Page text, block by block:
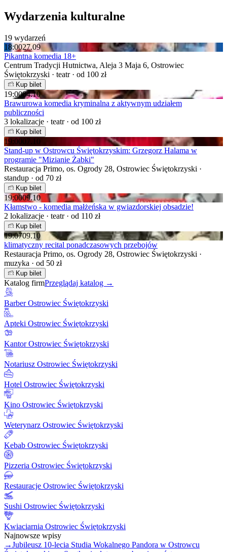
Wydarzenia kulturalne
19 wydarzeń
18:0027.09
Pikantna komedia 18+
Centrum Tradycji Hutnictwa, Aleja 3 Maja 6, Ostrowiec
Świętokrzyski · teatr · od 100 zł
Kup bilet
19:0004.10
Brawurowa komedia kryminalna z aktywnym udziałem
publiczności
3 lokalizacje · teatr · od 100 zł
Kup bilet
19:0007.10
Stand-up w Ostrowcu Świętokrzyskim: Grzegorz Halama w
programie "Mizianie Żabki"
Restauracja Primo, os. Ogrody 28, Ostrowiec Świętokrzyski ·
standup · od 70 zł
Kup bilet
19:0009.10
Kłamstwo - komedia małżeńska w gwiazdorskiej obsadzie!
2 lokalizacje · teatr · od 110 zł
Kup bilet
19:0709.10
klimatyczny recital ponadczasowych przebojów
Restauracja Primo, os. Ogrody 28, Ostrowiec Świętokrzyski ·
muzyka · od 50 zł
Kup bilet
Katalog firmPrzeglądaj katalog →
Barber Ostrowiec Świętokrzyski
Apteki Ostrowiec Świętokrzyski
Kantor Ostrowiec Świętokrzyski
Notariusz Ostrowiec Świętokrzyski
Hotel Ostrowiec Świętokrzyski
Kino Ostrowiec Świętokrzyski
Weterynarz Ostrowiec Świętokrzyski
Kebab Ostrowiec Świętokrzyski
Pizzeria Ostrowiec Świętokrzyski
Restauracje Ostrowiec Świętokrzyski
Sushi Ostrowiec Świętokrzyski
Kwiaciarnia Ostrowiec Świętokrzyski
Najnowsze wpisy
→Jubileusz 10-lecia Studia Wokalnego Pandora w Ostrowcu